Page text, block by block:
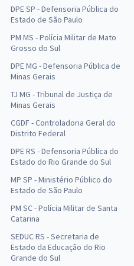
DPE SP - Defensoria Pública do
Estado de São Paulo
PM MS - Polícia Militar de Mato
Grosso do Sul
DPE MG - Defensoria Pública de
Minas Gerais
TJ MG - Tribunal de Justiça de
Minas Gerais
CGDF - Controladoria Geral do
Distrito Federal
DPE RS - Defensoria Pública do
Estado do Rio Grande do Sul
MP SP - Ministério Público do
Estado de São Paulo
PM SC - Polícia Militar de Santa
Catarina
SEDUC RS - Secretaria de
Estado da Educação do Rio
Grande do Sul